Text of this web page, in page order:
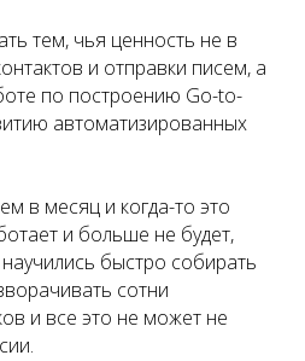
тем, чья ценность не в
и отправки писем, а
по построению Go-to-
автоматизированных
в месяц и когда-то это
и больше не будет,
быстро собирать
сотни
и все это не может не